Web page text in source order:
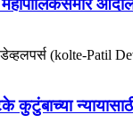
महापालिकेसमोर
डेव्हलपर्स (kolte-Patil